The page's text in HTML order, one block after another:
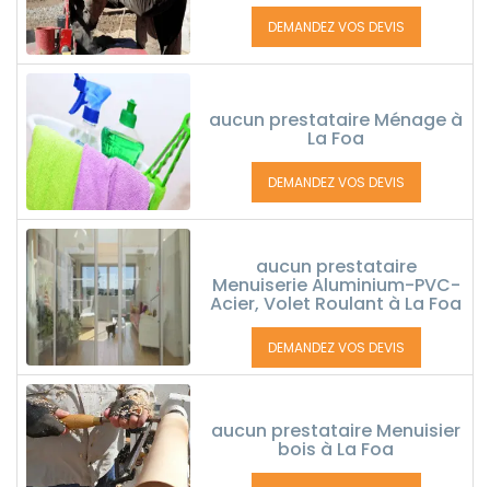
DEMANDEZ VOS DEVIS
aucun prestataire Ménage à
La Foa
DEMANDEZ VOS DEVIS
aucun prestataire
Menuiserie Aluminium-PVC-
Acier, Volet Roulant à La Foa
DEMANDEZ VOS DEVIS
aucun prestataire Menuisier
bois à La Foa